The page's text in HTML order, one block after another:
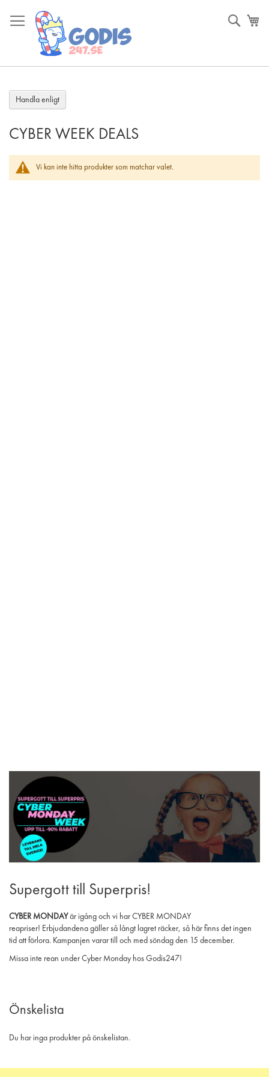
to
Sök
CYBER WEEK DEALS
Vi kan inte hitta produkter som matchar valet.
Supergott till Superpris!
CYBER MONDAY är igång och vi har CYBER MONDAY
reapriser! Erbjudandena gäller så långt lagret räcker, så här finns det ingen
tid att förlora. Kampanjen varar till och med söndag den 15 december.
Missa inte rean under Cyber Monday hos Godis247!
Handla enligt
Önskelista
Du har inga produkter på önskelistan.